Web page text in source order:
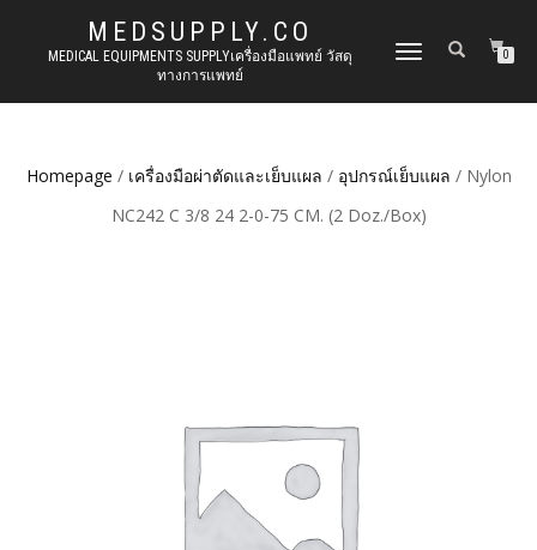
MEDSUPPLY.CO
MEDICAL EQUIPMENTS SUPPLYเครื่องมือแพทย์ วัสดุ
ทางการแพทย์
TOGGLE
0
Homepage / เครื่องมือผ่าตัดและเย็บแผล / อุปกรณ์เย็บแผล / Nylon
NC242 C 3/8 24 2-0-75 CM. (2 Doz./Box)